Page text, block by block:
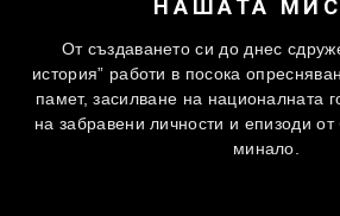
НАШАТА
От създаването си до днес
история” работи в посока
памет, засилване на националната
на забравени личности и епизоди от
минало.